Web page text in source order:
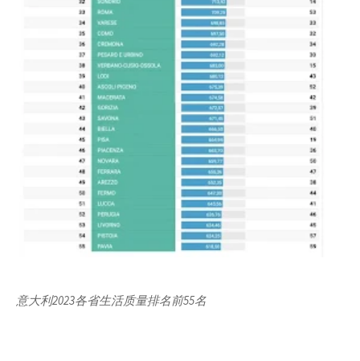
意大利2023各省生活质量排名前55名